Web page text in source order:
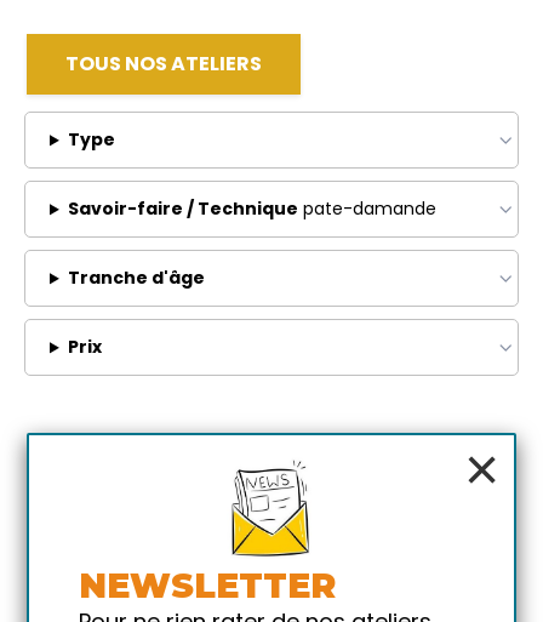
TOUS NOS ATELIERS
Type
Savoir-faire / Technique pate-damande
Tranche d'âge
Prix
×
NEWSLETTER